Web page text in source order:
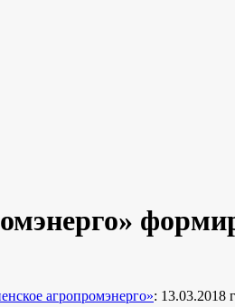
агропромэнерго»: 13.03.2018